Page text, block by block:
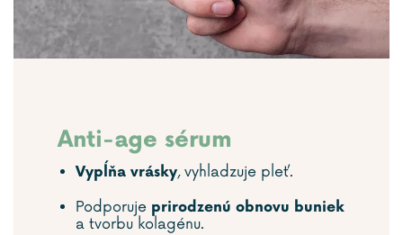
Anti-age sérum
Vypĺňa vrásky, vyhladzuje pleť.
Podporuje prirodzenú obnovu buniek
a tvorbu kolagénu.